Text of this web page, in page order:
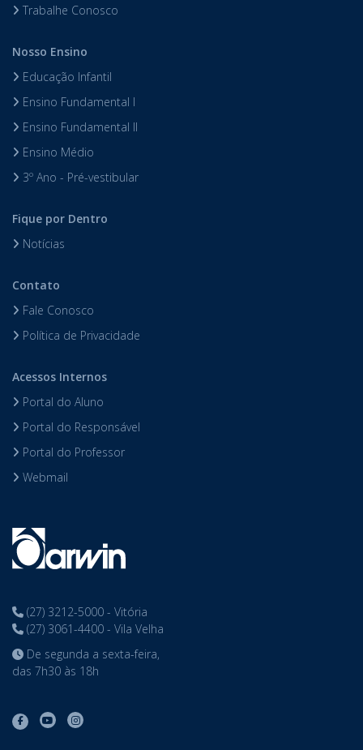
Trabalhe Conosco
Nosso Ensino
Educação Infantil
Ensino Fundamental I
Ensino Fundamental II
Ensino Médio
3º Ano - Pré-vestibular
Fique por Dentro
Notícias
Contato
Fale Conosco
Política de Privacidade
Acessos Internos
Portal do Aluno
Portal do Responsável
Portal do Professor
Webmail
(27) 3212-5000 - Vitória
(27) 3061-4400 - Vila Velha
De segunda a sexta-feira,
das 7h30 às 18h